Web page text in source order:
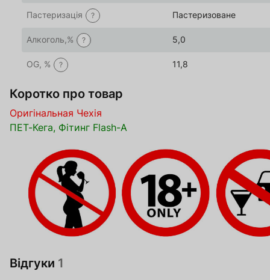
Пастеризація ? Пастеризоване
Алкоголь,% ? 5,0
OG, % ? 11,8
Коротко про товар
Оригінальная Чехія
ПЕТ-Кега, Фітинг Flash-A
Відгуки 1